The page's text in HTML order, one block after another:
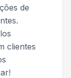
de
clientes